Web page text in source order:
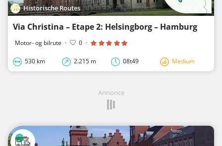
Historische Routes
Via Christina – Etape 2: Helsingborg – Hamburg
Motor- og bilrute · 0 ·
530 km 2.215 m 08t49 Medium
Annonce